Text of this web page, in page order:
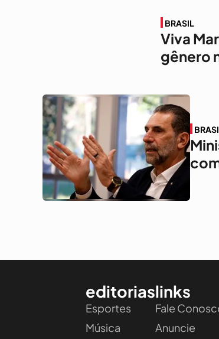
BRASIL
Viva
gênero
editorias
Esportes
Música
links
Fale
Anuncie